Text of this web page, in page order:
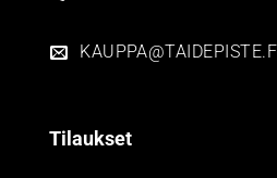
KAUPPA@TAIDEPISTE.FI
Tilaukset